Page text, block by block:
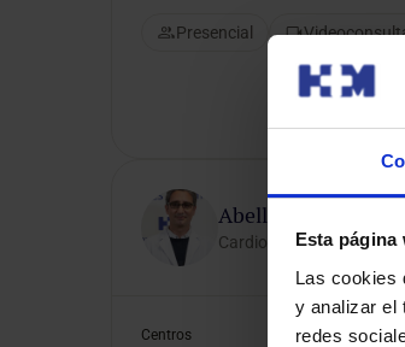
Esta página
Las cookies
y analizar el
redes
Presencial
Abelleira Pardeiro,
Cardiopatías
Centros